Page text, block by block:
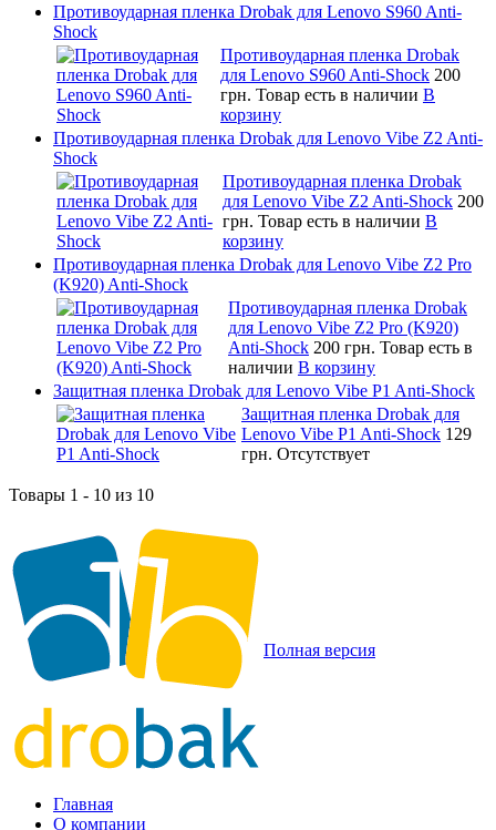
Противоударная пленка Drobak для Lenovo S960 Anti-
Shock
Противоударная пленка Drobak
для Lenovo S960 Anti-Shock 200
грн. Товар есть в наличии В
корзину
Противоударная пленка Drobak для Lenovo Vibe Z2 Anti-
Shock
Противоударная пленка Drobak
для Lenovo Vibe Z2 Anti-Shock 200
грн. Товар есть в наличии В
корзину
Противоударная пленка Drobak для Lenovo Vibe Z2 Pro
(K920) Anti-Shock
Противоударная пленка Drobak
для Lenovo Vibe Z2 Pro (K920)
Anti-Shock 200 грн. Товар есть в
наличии В корзину
Защитная пленка Drobak для Lenovo Vibe P1 Anti-Shock
Защитная пленка Drobak для
Lenovo Vibe P1 Anti-Shock 129
грн. Отсутствует
Товары 1 - 10 из 10
Полная версия
Главная
О компании